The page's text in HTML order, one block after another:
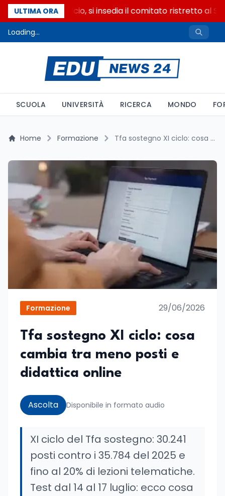
ULTIMA ORA
Riforma del calcio, si insedia il comitato ristretto al
Loading...
SCUOLA UNIVERSITÀ RICERCA MONDO
Home Formazione Tfa sostegno XI ciclo: cosa cambia tra meno posti e didattica online
Formazione 29/06/2026
Tfa sostegno XI ciclo: cosa
cambia tra meno posti e
didattica online
Ascolta Disponibile in formato audio
XI ciclo del Tfa sostegno: 30.241
posti contro i 35.784 del 2025 e
fino al 20% di lezioni telematiche.
Test dal 14 al 17 luglio: ecco cosa